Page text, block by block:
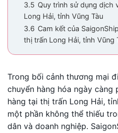
3.5 Quy trình sử dụng dịch
Long Hải, tỉnh Vũng Tàu
3.6 Cam kết của
thị trấn Long Hải, tỉnh Vũng
Trong bối cảnh thương mại
chuyển hàng hóa ngày càng
hàng tại thị trấn Long Hải,
một phần không thể thiếu
dân và doanh nghiệp.